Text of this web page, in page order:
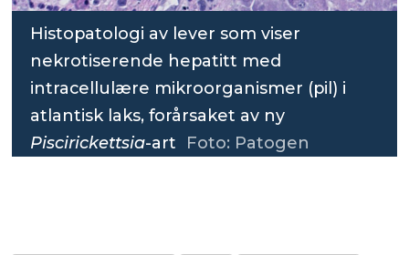
Histopatologi av lever som viser
nekrotiserende hepatitt med
intracellulære mikroorganismer (pil) i
atlantisk laks, forårsaket av ny
Piscirickettsia-art Foto: Patogen